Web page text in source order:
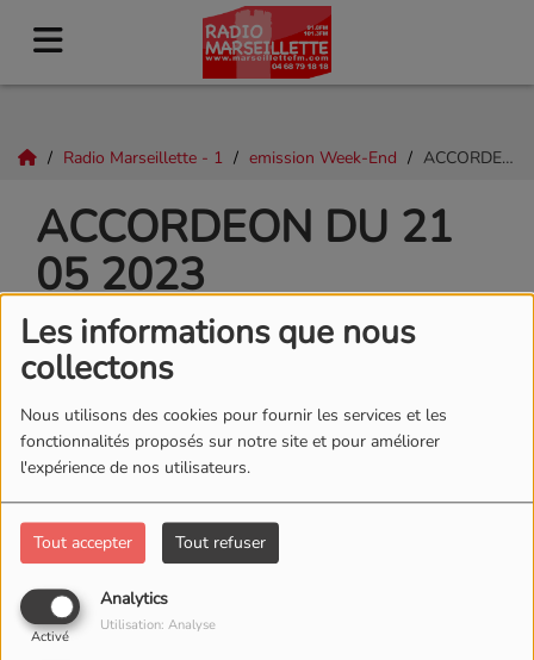
Les informations que nous
collectons
Nous utilisons des cookies pour fournir les services et les
fonctionnalités proposés sur notre site et pour améliorer
l'expérience de nos utilisateurs.
Tout accepter Tout refuser
Analytics
Activé
Utilisation: Analyse
Radio Marseillette - 1 emission Week-End ACCORDEON DU 21 05 2023
ACCORDEON DU 21
05 2023